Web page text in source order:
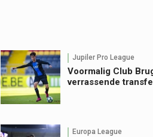
Jupiler Pro League
Voormalig Club
verrassende
Europa League